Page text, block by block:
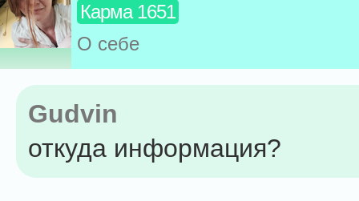
Карма 1651
О себе
Gudvin
откуда информация?